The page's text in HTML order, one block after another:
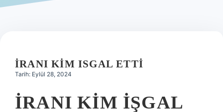
Hakkımızda
İRANI KIM ISGAL ETTI
Tarih: Eylül 28, 2024
İRANI KIM IŞGAL